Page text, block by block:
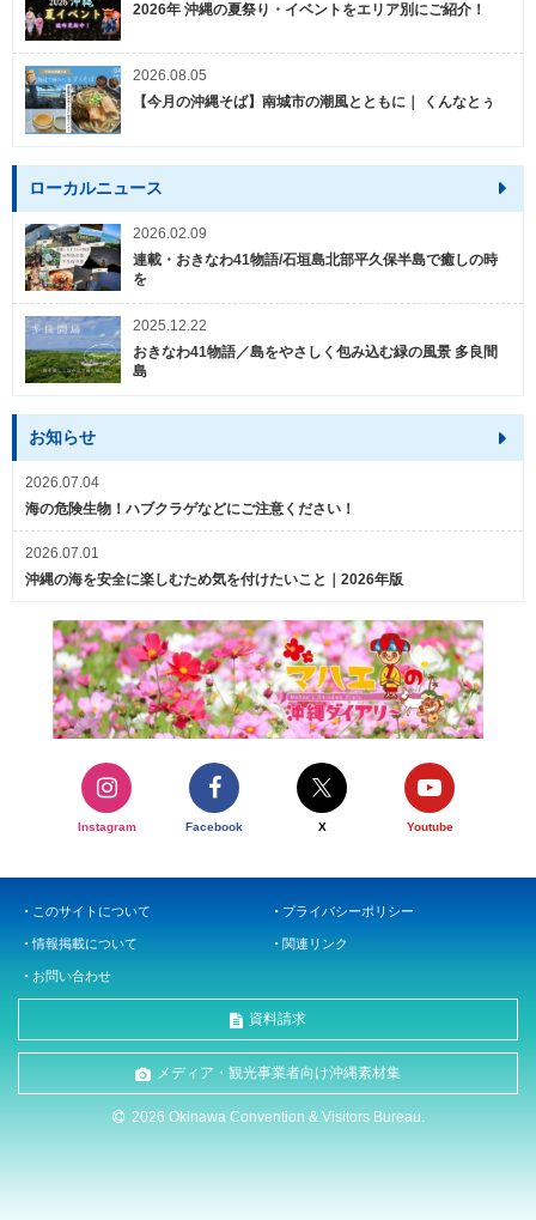
2026年 沖縄の夏祭り・イベントをエリア別にご紹介！
2026.08.05
【今月の沖縄そば】南城市の潮風とともに｜ くんなとぅ
ローカルニュース
2026.02.09
連載・おきなわ41物語/石垣島北部平久保半島で癒しの時
を
2025.12.22
おきなわ41物語／島をやさしく包み込む緑の風景 多良間
島
お知らせ
2026.07.04
海の危険生物！ハブクラゲなどにご注意ください！
2026.07.01
沖縄の海を安全に楽しむため気を付けたいこと｜2026年版
Instagram Facebook X Youtube
このサイトについて プライバシーポリシー
情報掲載について 関連リンク
お問い合わせ
資料請求
メディア・観光事業者向け沖縄素材集
2026 Okinawa Convention & Visitors Bureau.